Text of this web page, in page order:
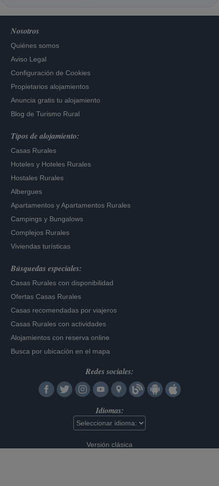
Nosotros
Quiénes somos
Aviso Legal
Configuración de Cookies
Propietarios alojamientos
Anuncia gratis tu alojamiento
Blog de Turismo Rural
Tipos de alojamiento:
Casas Rurales
Hoteles y Hoteles Rurales
Hostales Rurales
Albergues
Apartamentos yApartamentos Rurales
Campings y Bungalows
Complejos Rurales
Viviendas turísticas
Búsquedas especiales:
Casas Rurales con disponibilidad
Ofertas Casas Rurales
Casas recomendadas por viajeros
Casas Rurales con actividades
Alojamientos con reserva online
Busca por ubicación en el mapa
Redes sociales:
Idiomas:
Versión clásica